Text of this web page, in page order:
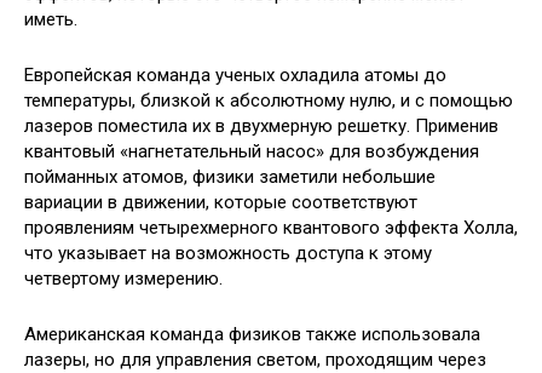
иметь.
Европейская команда ученых охладила атомы до
температуры, близкой к абсолютному нулю, и с помощью
лазеров поместила их в двухмерную решетку. Применив
квантовый «нагнетательный насос» для возбуждения
пойманных атомов, физики заметили небольшие
вариации в движении, которые соответствуют
проявлениям четырехмерного квантового эффекта Холла,
что указывает на возможность доступа к этому
четвертому измерению.
Американская команда физиков также использовала
лазеры, но для управления светом, проходящим через